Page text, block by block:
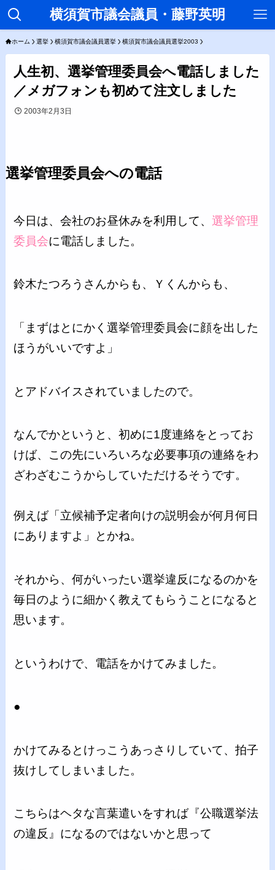
横須賀市議会議員・藤野英明
ホーム 選挙 横須賀市議会議員選挙 横須賀市議会議員選挙2003
人生初、選挙管理委員会へ電話しました
／メガフォンも初めて注文しました
2003年2月3日
選挙管理委員会への電話
今日は、会社のお昼休みを利用して、選挙管理
委員会に電話しました。
鈴木たつろうさんからも、Ｙくんからも、
「まずはとにかく選挙管理委員会に顔を出した
ほうがいいですよ」
とアドバイスされていましたので。
なんでかというと、初めに1度連絡をとってお
けば、この先にいろいろな必要事項の連絡をわ
ざわざむこうからしていただけるそうです。
例えば「立候補予定者向けの説明会が何月何日
にありますよ」とかね。
それから、何がいったい選挙違反になるのかを
毎日のように細かく教えてもらうことになると
思います。
というわけで、電話をかけてみました。
●
かけてみるとけっこうあっさりしていて、拍子
抜けしてしまいました。
こちらはヘタな言葉遣いをすれば『公職選挙法
の違反』になるのではないかと思って